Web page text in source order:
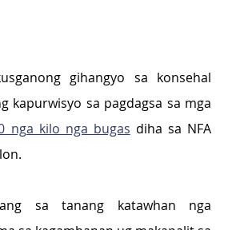
gihangyo sa konsehal
kapurwisyo sa pagdagsa sa mga
nga kilo nga bugas diha sa NFA
sa tanang katawhan nga